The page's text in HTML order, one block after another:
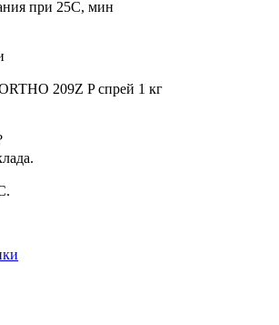
при 25С, мин
209Z P спрей 1 кг